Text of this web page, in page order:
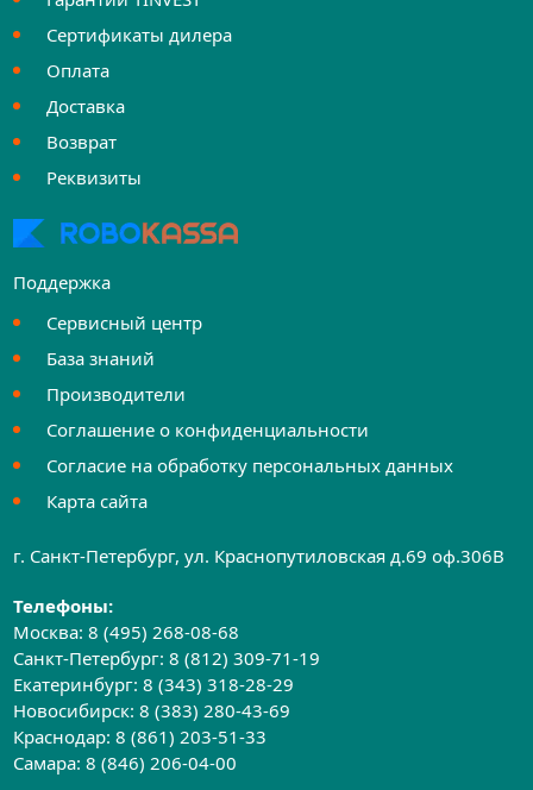
Сертификаты дилера
Оплата
Доставка
Возврат
Реквизиты
Поддержка
Сервисный центр
База знаний
Производители
Соглашение о конфиденциальности
Согласие на обработку персональных данных
Карта сайта
г. Санкт-Петербург, ул. Краснопутиловская д.69 оф.306B
Телефоны:
Москва:8 (495) 268-08-68
Санкт-Петербург:8 (812) 309-71-19
Екатеринбург:8 (343) 318-28-29
Новосибирск:8 (383) 280-43-69
Краснодар:8 (861) 203-51-33
Самара:8 (846) 206-04-00